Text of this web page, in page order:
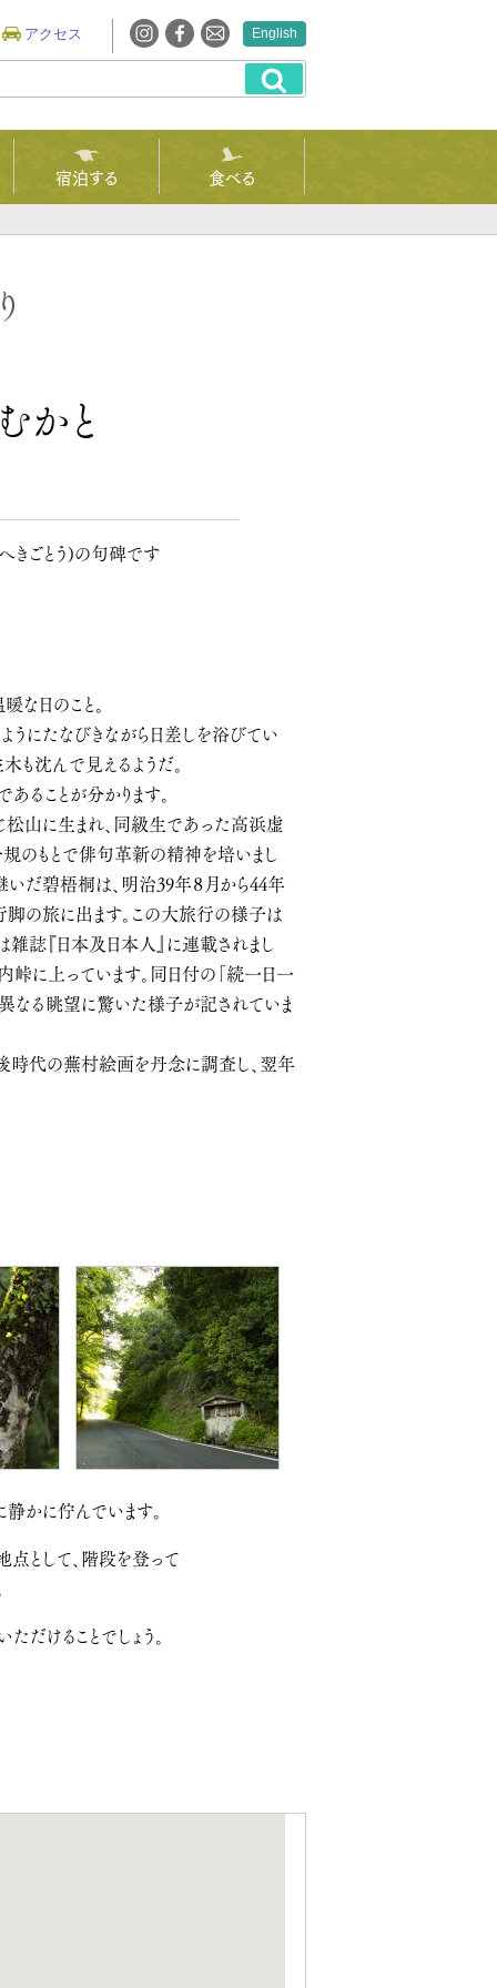
アクセス English
宿泊する 食べる
かと
ごとう)の句碑です
日のこと。
にたなびきながら日差しを浴びてい
も沈んで見えるようだ。
ることが分かります。
松山に生まれ、同級生であった高浜虚
のもとで俳句革新の精神を培いまし
だ碧梧桐は、明治39年８月から44年
行脚の旅に出ます。この大旅行の様子は
雑誌『日本及日本人』に連載されまし
に上っています。同日付の「続一日一
なる眺望に驚いた様子が記されていま
代の蕪村絵画を丹念に調査し、翌年
かに佇んでいます。
として、階段を登って
けることでしょう。